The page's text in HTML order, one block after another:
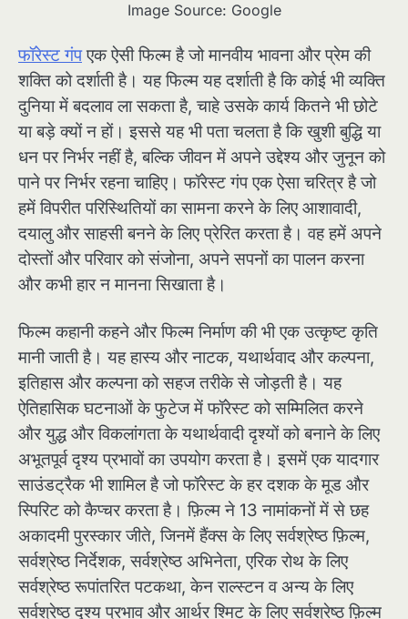
Image Source: Google
फॉरेस्ट गंपएक ऐसी फिल्म है जो मानवीय भावना और प्रेम की
शक्ति को दर्शाती है। यह फिल्म यह दर्शाती है कि कोई भी व्यक्ति
दुनिया में बदलाव ला सकता है, चाहे उसके कार्य कितने भी छोटे
या बड़े क्यों न हों। इससे यह भी पता चलता है कि खुशी बुद्धि या
धन पर निर्भर नहीं है, बल्कि जीवन में अपने उद्देश्य और जुनून को
पाने पर निर्भर रहना चाहिए। फॉरेस्ट गंप एक ऐसा चरित्र है जो
हमें विपरीत परिस्थितियों का सामना करने के लिए आशावादी,
दयालु और साहसी बनने के लिए प्रेरित करता है। वह हमें अपने
दोस्तों और परिवार को संजोना, अपने सपनों का पालन करना
और कभी हार न मानना सिखाता है।
फिल्म कहानी कहने और फिल्म निर्माण की भी एक उत्कृष्ट कृति
मानी जाती है। यह हास्य और नाटक, यथार्थवाद और कल्पना,
इतिहास और कल्पना को सहज तरीके से जोड़ती है। यह
ऐतिहासिक घटनाओं के फुटेज में फॉरेस्ट को सम्मिलित करने
और युद्ध और विकलांगता के यथार्थवादी दृश्यों को बनाने के लिए
अभूतपूर्व दृश्य प्रभावों का उपयोग करता है। इसमें एक यादगार
साउंडट्रैक भी शामिल है जो फॉरेस्ट के हर दशक के मूड और
स्पिरिट को कैप्चर करता है। फ़िल्म ने 13 नामांकनों में से छह
अकादमी पुरस्कार जीते, जिनमें हैंक्स के लिए सर्वश्रेष्ठ फ़िल्म,
सर्वश्रेष्ठ निर्देशक, सर्वश्रेष्ठ अभिनेता, एरिक रोथ के लिए
सर्वश्रेष्ठ रूपांतरित पटकथा, केन राल्स्टन व अन्य के लिए
सर्वश्रेष्ठ दृश्य प्रभाव और आर्थर श्मिट के लिए सर्वश्रेष्ठ फ़िल्म